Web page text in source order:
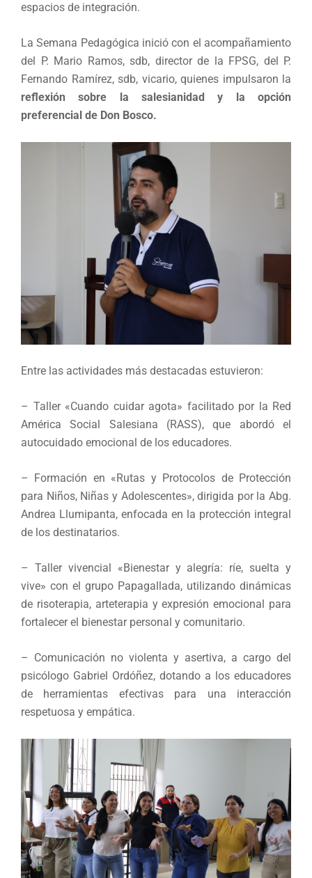
espacios de integración.
La Semana Pedagógica inició con el acompañamiento
del P. Mario Ramos, sdb, director de la FPSG, del P.
Fernando Ramírez, sdb, vicario, quienes impulsaron la
reflexión sobre la salesianidad y la opción
preferencial de Don Bosco.
Entre las actividades más destacadas estuvieron:
– Taller «Cuando cuidar agota» facilitado por la Red
América Social Salesiana (RASS), que abordó el
autocuidado emocional de los educadores.
– Formación en «Rutas y Protocolos de Protección
para Niños, Niñas y Adolescentes», dirigida por la Abg.
Andrea Llumipanta, enfocada en la protección integral
de los destinatarios.
– Taller vivencial «Bienestar y alegría: ríe, suelta y
vive» con el grupo Papagallada, utilizando dinámicas
de risoterapia, arteterapia y expresión emocional para
fortalecer el bienestar personal y comunitario.
– Comunicación no violenta y asertiva, a cargo del
psicólogo Gabriel Ordóñez, dotando a los educadores
de herramientas efectivas para una interacción
respetuosa y empática.